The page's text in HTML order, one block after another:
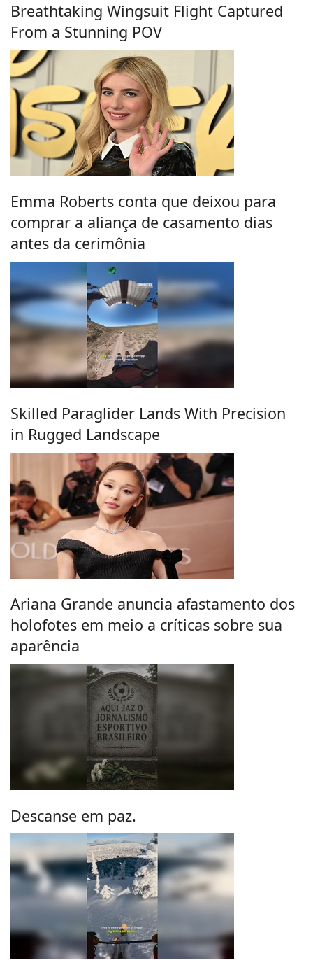
Breathtaking Wingsuit Flight Captured
From a Stunning POV
Emma Roberts conta que deixou para
comprar a aliança de casamento dias
antes da cerimônia
Skilled Paraglider Lands With Precision
in Rugged Landscape
Ariana Grande anuncia afastamento dos
holofotes em meio a críticas sobre sua
aparência
Descanse em paz.